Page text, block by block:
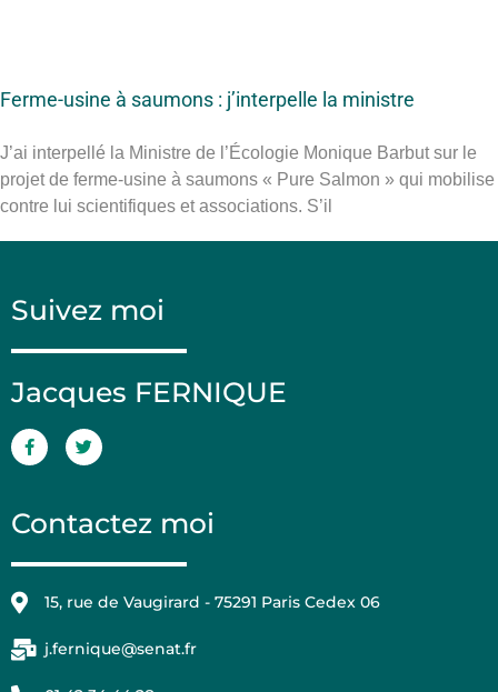
Ferme-usine à saumons : j’interpelle la ministre
J’ai interpellé la Ministre de l’Écologie Monique Barbut sur le
projet de ferme-usine à saumons « Pure Salmon » qui mobilise
contre lui scientifiques et associations. S’il
Suivez moi
Jacques FERNIQUE
Contactez moi
15, rue de Vaugirard - 75291 Paris Cedex 06
j.fernique@senat.fr